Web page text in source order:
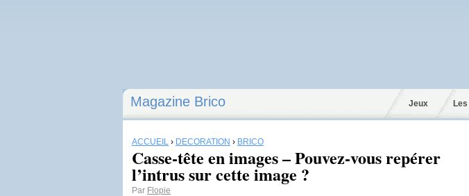
Magazine Brico Jeux
ACCUEIL › DÉCORATION › BRICO
Casse-tête en images – Pouvez-vous repérer
l’intrus sur cette image ?
Par Flopie